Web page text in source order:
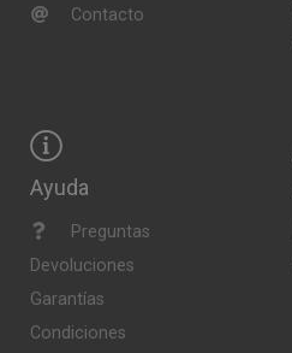
Contacto
Ayuda
Preguntas
Devoluciones
Garantías
Condiciones